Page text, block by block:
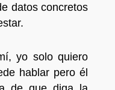
datos concretos
yo solo quiero
hablar pero él